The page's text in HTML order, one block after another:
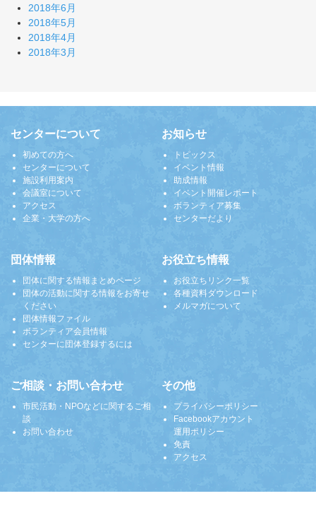
2018年6月
2018年5月
2018年4月
2018年3月
センターについて
初めての方へ
センターについて
施設利用案内
会議室について
アクセス
企業・大学の方へ
お知らせ
トピックス
イベント情報
助成情報
イベント開催レポート
ボランティア募集
センターだより
団体情報
団体に関する情報まとめページ
団体の活動に関する情報をお寄せ
ください
団体情報ファイル
ボランティア会員情報
センターに団体登録するには
お役立ち情報
お役立ちリンク一覧
各種資料ダウンロード
メルマガについて
ご相談・お問い合わせ
市民活動・NPOなどに関するご相
談
お問い合わせ
その他
プライバシーポリシー
Facebookアカウント
運用ポリシー
免責
アクセス